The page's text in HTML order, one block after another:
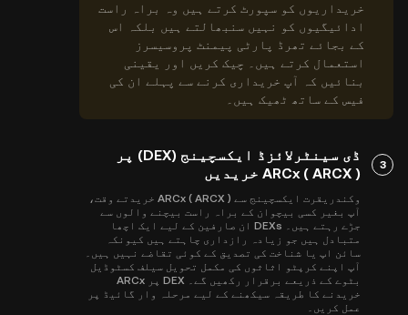
خریداریوں کو سپورٹ کرتے ہیں وہ براہ راست
ادائیگیوں کو نہیں سنبھالتے ہیں بلکہ اس
کے بجائے تھرڈ پارٹی پیمنٹ پروسیسرز
استعمال کرتے ہیں۔ چیک کریں اور یقینی
بنائیں کہ آپ خریداری کرنے سے پہلے ان کی
فیس کے ساتھ ٹھیک ہیں۔
3
ڈی سینٹرلائزڈ ایکسچینج (DEX) پر
ARCx ( ARCX ) خریدیں
وکندریقرت ایکسچینج سے ARCx ( ARCX ) خریدتے وقت،
آپ بغیر کسی بیچوان کے براہ راست بیچنے والوں سے
جڑے رہتے ہیں۔ DEXs ان صارفین کے لیے ایک اچھا
متبادل ہیں جو زیادہ رازداری چاہتے ہیں کیونکہ
سائن اپ یا شناخت کی تصدیق کے کوئی تقاضے نہیں ہیں۔
آپ اپنے کرپٹو اثاثوں کی مکمل تحویل سیلف کسٹوڈیل
بٹوے کے ذریعے برقرار رکھیں گے۔ DEX پر ARCx
خریدنے کا طریقہ سیکھنے کے لیے مرحلہ وار گائیڈ پر
عمل کریں۔